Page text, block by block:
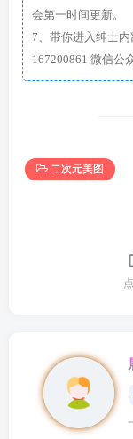
会第一时间更新。
7、带你进入绅士
167200861
二次元美图